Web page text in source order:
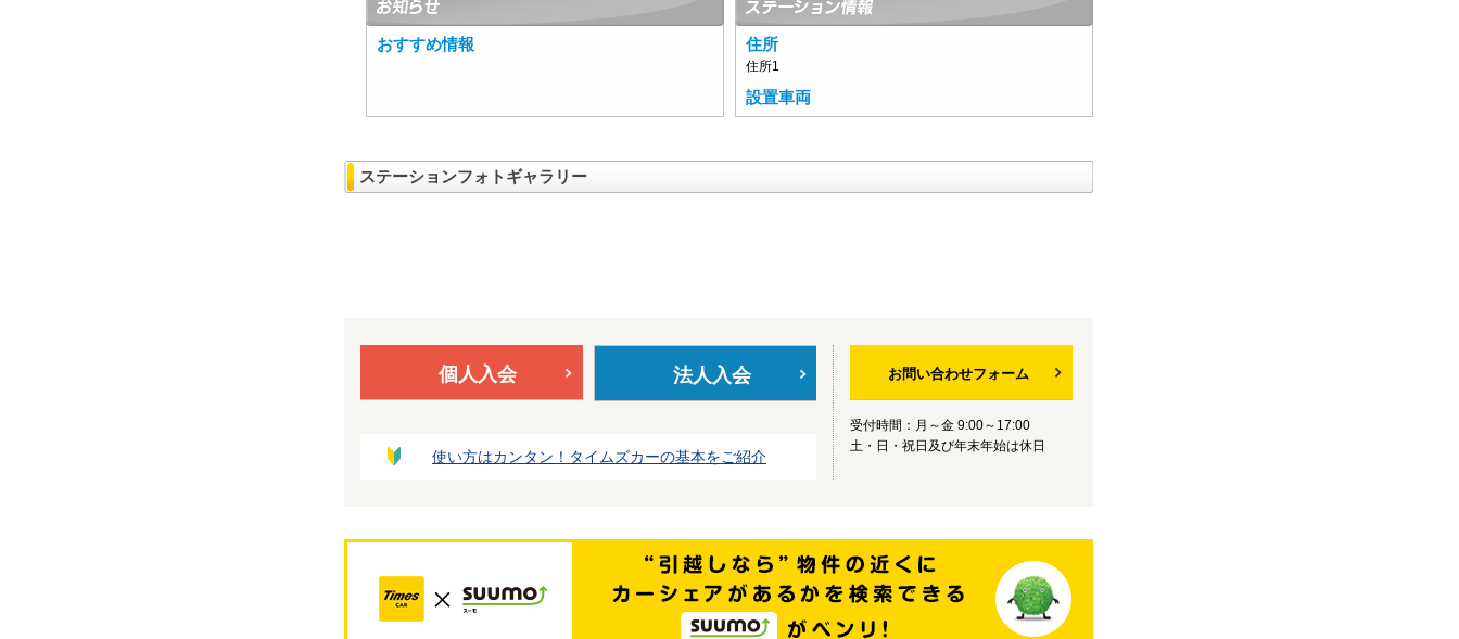
おすすめ情報 住所
住所1
設置車両
ステーションフォトギャラリー
個人入会 法人入会
使い方はカンタン！タイムズカーの基本をご紹介
お問い合わせフォーム
受付時間：月～金 9:00～17:00
土・日・祝日及び年末年始は休日